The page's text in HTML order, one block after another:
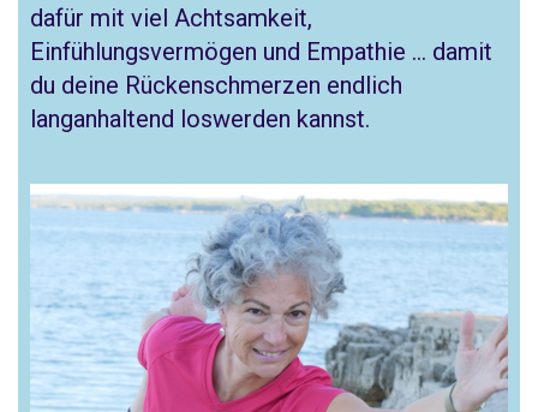
dafür mit viel Achtsamkeit,
Einfühlungsvermögen und Empathie … damit
du deine Rückenschmerzen endlich
langanhaltend loswerden kannst.